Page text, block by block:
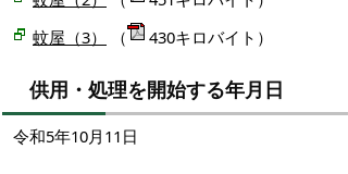
蚊屋（3）
（ 430キロバイト）
供用・処理を開始する年月日
令和5年10月11日